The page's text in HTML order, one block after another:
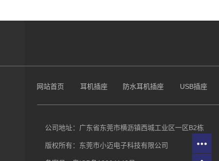
网站首页 耳机插座 防水耳机插座 USB插座
公司地址：广东省东莞市横沥镇西城工业区一区B2栋
版权所有：东莞市小迈电子科技有限公司